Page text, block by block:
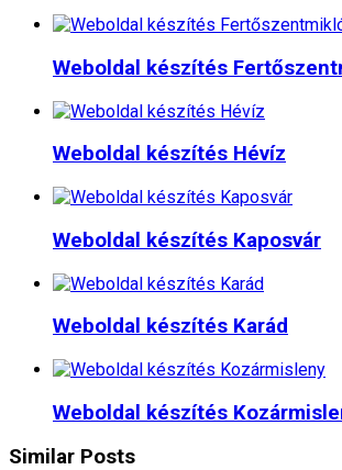
Weboldal készítés​
Weboldal készítés​ Hévíz
Weboldal készítés​ Kaposvár
Weboldal készítés​ Karád
Weboldal készítés​
Similar Posts